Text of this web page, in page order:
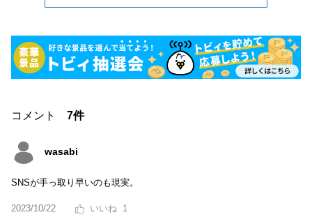
コメント 7件
wasabi
SNSが手っ取り早いのも現実。
2023/10/22 1